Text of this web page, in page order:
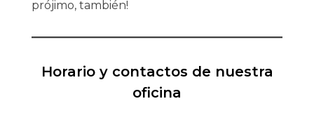
prójimo, también!
Horario y contactos de nuestra
oficina